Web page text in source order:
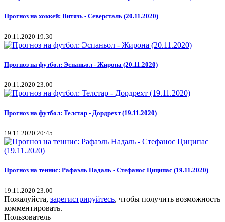
Прогноз на хоккей: Витязь - Северсталь (20.11.2020)
20.11.2020 19:30
Прогноз на футбол: Эспаньол - Жирона (20.11.2020)
20.11.2020 23:00
Прогноз на футбол: Телстар - Дордрехт (19.11.2020)
19.11.2020 20:45
Прогноз на теннис: Рафаэль Надаль - Стефанос Циципас (19.11.2020)
19.11.2020 23:00
Пожалуйста, зарегистрируйтесь, чтобы получить возможность
комментировать.
Пользователь